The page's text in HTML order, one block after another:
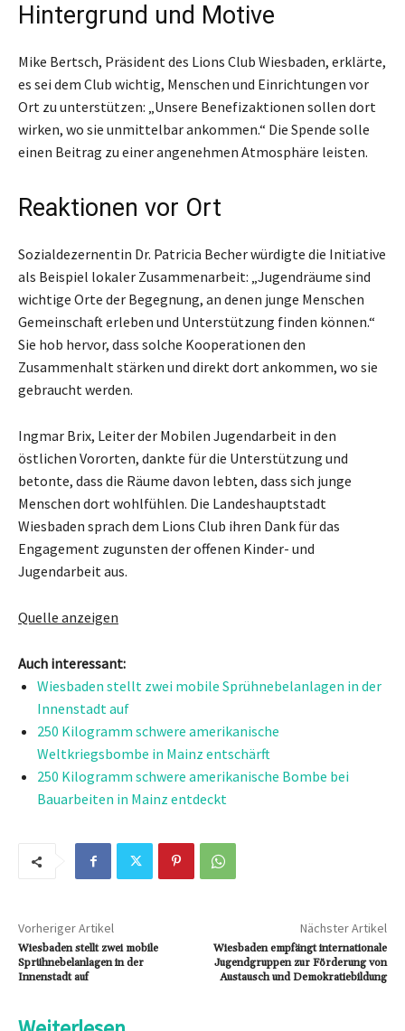
Hintergrund und Motive
Mike Bertsch, Präsident des Lions Club Wiesbaden, erklärte,
es sei dem Club wichtig, Menschen und Einrichtungen vor
Ort zu unterstützen: „Unsere Benefizaktionen sollen dort
wirken, wo sie unmittelbar ankommen.“ Die Spende solle
einen Beitrag zu einer angenehmen Atmosphäre leisten.
Reaktionen vor Ort
Sozialdezernentin Dr. Patricia Becher würdigte die Initiative
als Beispiel lokaler Zusammenarbeit: „Jugendräume sind
wichtige Orte der Begegnung, an denen junge Menschen
Gemeinschaft erleben und Unterstützung finden können.“
Sie hob hervor, dass solche Kooperationen den
Zusammenhalt stärken und direkt dort ankommen, wo sie
gebraucht werden.
Ingmar Brix, Leiter der Mobilen Jugendarbeit in den
östlichen Vororten, dankte für die Unterstützung und
betonte, dass die Räume davon lebten, dass sich junge
Menschen dort wohlfühlen. Die Landeshauptstadt
Wiesbaden sprach dem Lions Club ihren Dank für das
Engagement zugunsten der offenen Kinder- und
Jugendarbeit aus.
Quelle anzeigen
Auch interessant:
Wiesbaden stellt zwei mobile Sprühnebelanlagen in der
Innenstadt auf
250 Kilogramm schwere amerikanische
Weltkriegsbombe in Mainz entschärft
250 Kilogramm schwere amerikanische Bombe bei
Bauarbeiten in Mainz entdeckt
Vorheriger Artikel
Wiesbaden stellt zwei mobile
Sprühnebelanlagen in der
Innenstadt auf
Nächster Artikel
Wiesbaden empfängt internationale
Jugendgruppen zur Förderung von
Austausch und Demokratiebildung